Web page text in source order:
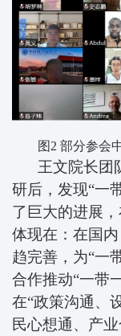
图 2 部分参会
王文院长团
研后，发现“一
了巨大的进展
体现在：在国
趋完善，为“一
合作推动“一带
在“政策沟通、
民心想通、产